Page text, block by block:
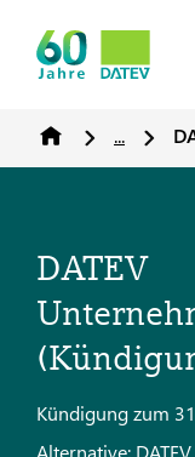
...
DATEV
Kündigung zum